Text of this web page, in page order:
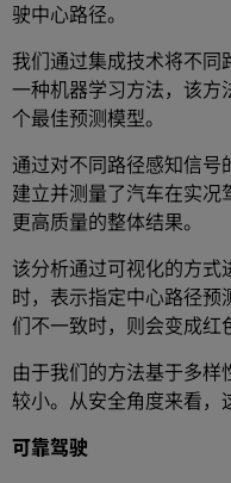
驶中心路径。
我们通过集成技术将不同
一种机器学习方法，该方
个最佳预测模型。
通过对不同路径感知信号
建立并测量了汽车在实况
更高质量的整体结果。
该分析通过可视化的方式
时，表示指定中心路径预
们不一致时，则会变成红
由于我们的方法基于多
较小。从安全角度来看，
可靠驾驶